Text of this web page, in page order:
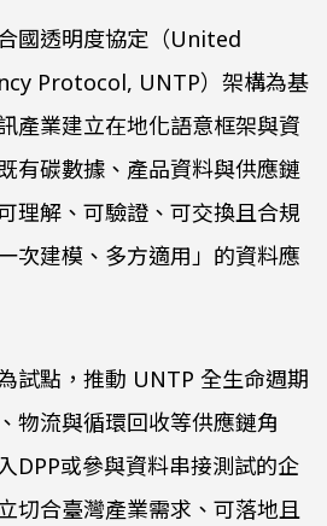
國透明度協定（United
Protocol, UNTP）架構為基
產業建立在地化語意框架與資
有碳數據、產品資料與供應鏈
理解、可驗證、可交換且合規
次建模、多方適用」的資料應
試點，推動 UNTP 全生命週期
物流與循環回收等供應鏈角
DPP或參與資料串接測試的企
切合臺灣產業需求、可落地且